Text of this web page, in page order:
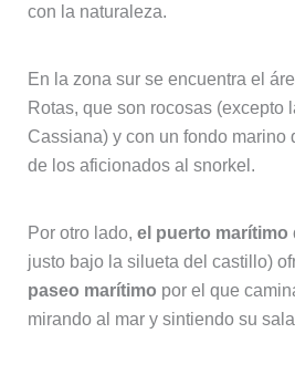
con la naturaleza.
En la zona sur se encuentra el
Rotas, que son rocosas (excepto
Cassiana) y con un fondo marino
de los aficionados al snorkel.
Por otro lado, el puerto marítimo
justo bajo la silueta del castillo)
paseo marítimo por el que
mirando al mar y sintiendo su